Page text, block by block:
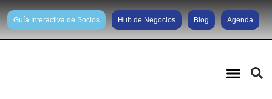
Guía Interactiva de Socios Hub de Negocios Blog Agenda